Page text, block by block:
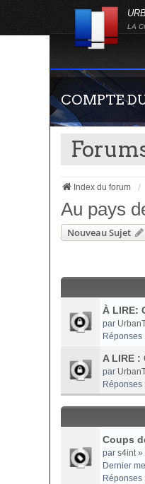
LA
COMPTE
Guide rapide
serveurs de jeu de la
Index du forum
Au pays
Nouveau Sujet
À LIRE:
par
Réponses
A LIRE
par
Réponses
Coups
par s4int»
Dernier
Réponses